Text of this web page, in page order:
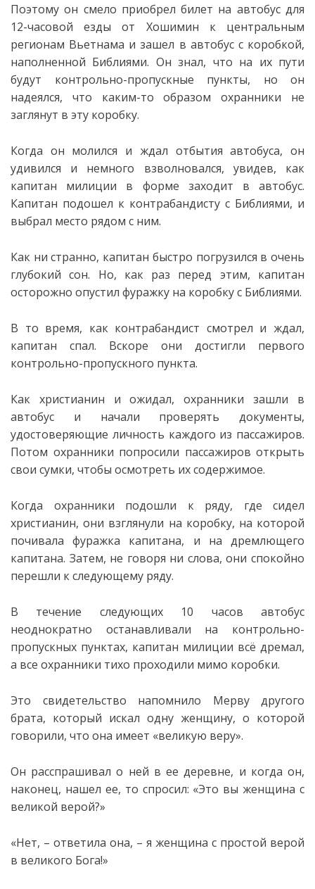
Поэтому он смело приобрел билет на автобус для
12-часовой езды от Хошимин к центральным
регионам Вьетнама и зашел в автобус с коробкой,
наполненной Библиями. Он знал, что на их пути
будут контрольно-пропускные пункты, но он
надеялся, что каким-то образом охранники не
заглянут в эту коробку.
Когда он молился и ждал отбытия автобуса, он
удивился и немного взволновался, увидев, как
капитан милиции в форме заходит в автобус.
Капитан подошел к контрабандисту с Библиями, и
выбрал место рядом с ним.
Как ни странно, капитан быстро погрузился в очень
глубокий сон. Но, как раз перед этим, капитан
осторожно опустил фуражку на коробку с Библиями.
В то время, как контрабандист смотрел и ждал,
капитан спал. Вскоре они достигли первого
контрольно-пропускного пункта.
Как христианин и ожидал, охранники зашли в
автобус и начали проверять документы,
удостоверяющие личность каждого из пассажиров.
Потом охранники попросили пассажиров открыть
свои сумки, чтобы осмотреть их содержимое.
Когда охранники подошли к ряду, где сидел
христианин, они взглянули на коробку, на которой
почивала фуражка капитана, и на дремлющего
капитана. Затем, не говоря ни слова, они спокойно
перешли к следующему ряду.
В течение следующих 10 часов автобус
неоднократно останавливали на контрольно-
пропускных пунктах, капитан милиции всё дремал,
а все охранники тихо проходили мимо коробки.
Это свидетельство напомнило Мерву другого
брата, который искал одну женщину, о которой
говорили, что она имеет «великую веру».
Он расспрашивал о ней в ее деревне, и когда он,
наконец, нашел ее, то спросил: «Это вы женщина с
великой верой?»
«Нет, – ответила она, – я женщина с простой верой
в великого Бога!»